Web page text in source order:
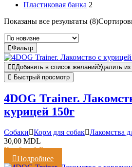
Пластиковая банка 2
Показаны все результаты (8)
Фильтр
Добавить в список желанийУдалить
Быстрый просмотр
4DOG Trainer.
курицей 150г
Cобаки Корм для собак Лакомства
30,00 MDL
Кешбэк:1 Балл
Подробнее